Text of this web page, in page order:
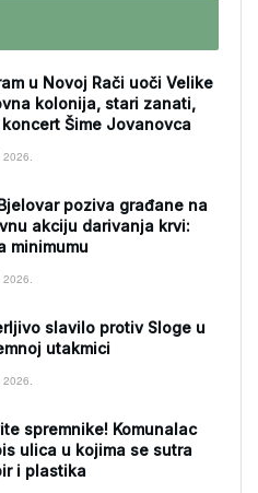
u Novoj Rači uoči Velike
kolonija, stari zanati,
Šime Jovanovca
2026.
poziva građane na
akciju darivanja krvi:
minimumu
2026.
slavilo protiv Sloge u
utakmici
2026.
spremnike! Komunalac
ulica u kojima se sutra
i plastika